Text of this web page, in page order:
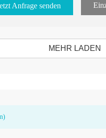
Anfrage senden
MEHR LADEN